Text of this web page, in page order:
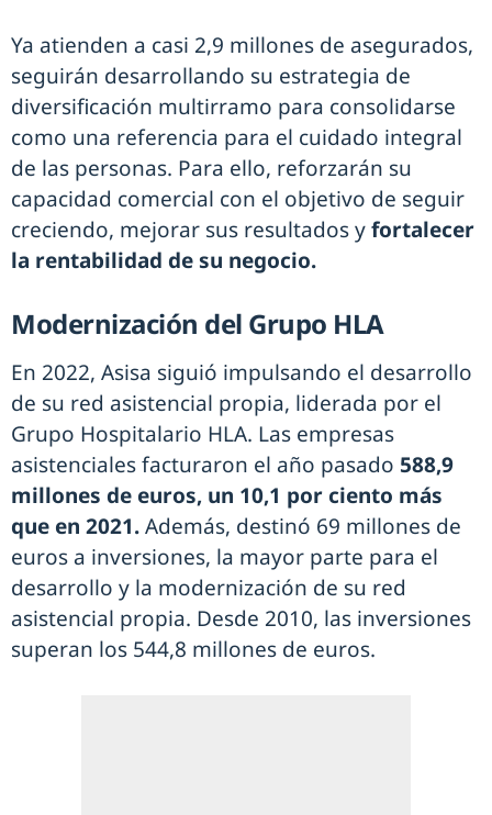
Ya atienden a casi 2,9 millones de asegurados,
seguirán desarrollando su estrategia de
diversificación multirramo para consolidarse
como una referencia para el cuidado integral
de las personas. Para ello, reforzarán su
capacidad comercial con el objetivo de seguir
creciendo, mejorar sus resultados yfortalecer
la rentabilidad de su negocio.
Modernización del Grupo HLA
En 2022, Asisa siguió impulsando el desarrollo
de su red asistencial propia, liderada por el
Grupo Hospitalario HLA. Las empresas
asistenciales facturaron el año pasado 588,9
millones de euros, un 10,1 por ciento más
que en 2021.Además, destinó 69 millones de
euros a inversiones, la mayor parte para el
desarrollo y la modernización de su red
asistencial propia. Desde 2010, las inversiones
superan los 544,8 millones de euros.